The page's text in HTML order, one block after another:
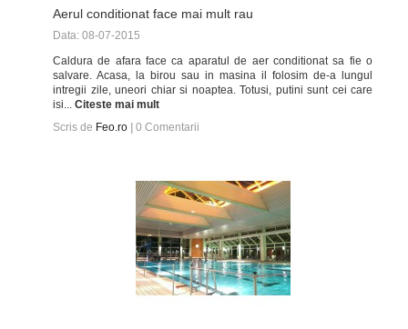
Aerul conditionat face mai mult rau
Data: 08-07-2015
Caldura de afara face ca aparatul de aer conditionat sa fie o
salvare. Acasa, la birou sau in masina il folosim de-a lungul
intregii zile, uneori chiar si noaptea. Totusi, putini sunt cei care
isi... Citeste mai mult
Scris de Feo.ro 0 Comentarii